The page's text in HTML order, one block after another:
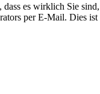
es wirklich Sie
per E-Mail. Dies